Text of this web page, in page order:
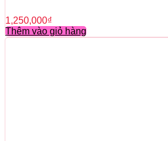
1,250,000₫
Thêm vào giỏ hàng